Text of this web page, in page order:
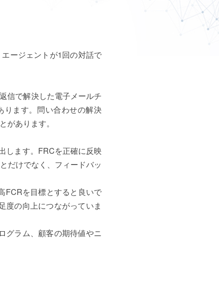
ージェントが1回の対話で
信で解決した電子メールチ
ります。問い合わせの解決
あります。
します。FRCを正確に反映
だけでなく、フィードバッ
FCRを目標とすると良いで
度の向上につながっていま
グラム、顧客の期待値やニ